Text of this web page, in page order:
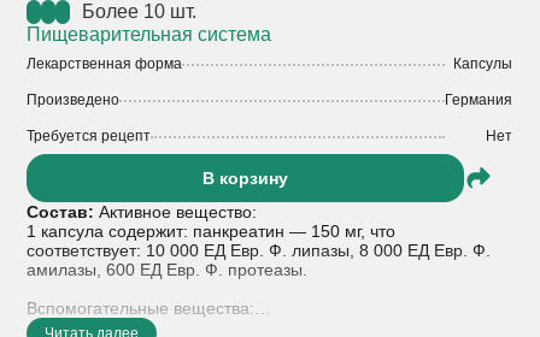
Более 10 шт.
Пищеварительная система
Лекарственная форма Капсулы
Произведено Германия
Требуется рецепт Нет
В корзину
Состав:Активное вещество:
1 капсула содержит: панкреатин — 150 мг, что
соответствует: 10 000 ЕД Евр. Ф. липазы, 8 000 ЕД Евр. Ф.
амилазы, 600 ЕД Евр. Ф. протеазы.
Вспомогательные вещества:
Макрогол 4000 – 37,50 мг, гипромеллозы фталат – 56,34 мг,
Читать далее